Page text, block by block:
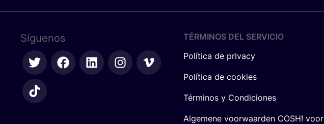
Síguenos
TÉRMINOS DEL SERVICIO
Política de privacy
Política de cookies
Términos y Condiciones
Algemene voorwaarden COSH! voor